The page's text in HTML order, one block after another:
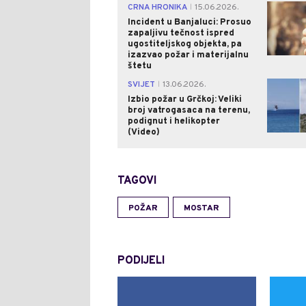
CRNA HRONIKA
15.06.2026.
Incident u Banjaluci: Prosuo
zapaljivu tečnost ispred
ugostiteljskog objekta, pa
izazvao požar i materijalnu
štetu
SVIJET
13.06.2026.
Izbio požar u Grčkoj: Veliki
broj vatrogasaca na terenu,
podignut i helikopter
(Video)
TAGOVI
POŽAR MOSTAR
PODIJELI